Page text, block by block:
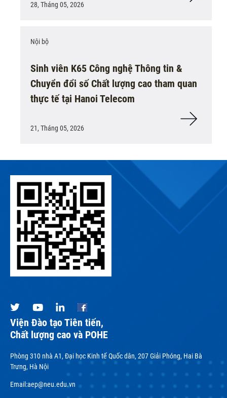
28, Tháng 05, 2026
Nội bộ
Sinh viên K65 Công nghệ Thông tin &
Chuyển đổi số Chất lượng cao tham quan
thực tế tại Hanoi Telecom
21, Tháng 05, 2026
Viện Đào tạo Tiên tiến,
Chất lượng cao và POHE
Phòng 310 nhà A1, Đại học Kinh tế Quốc dân, 207 Giải Phóng, Hai Bà
Trưng, Hà Nội
Email:aep@neu.edu.vn